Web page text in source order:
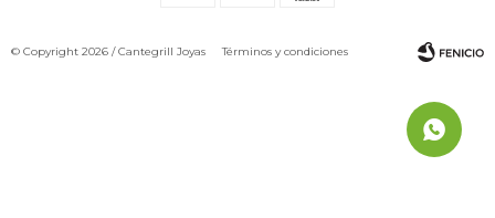
© Copyright 2026 / Cantegrill JoyasTérminos y condiciones